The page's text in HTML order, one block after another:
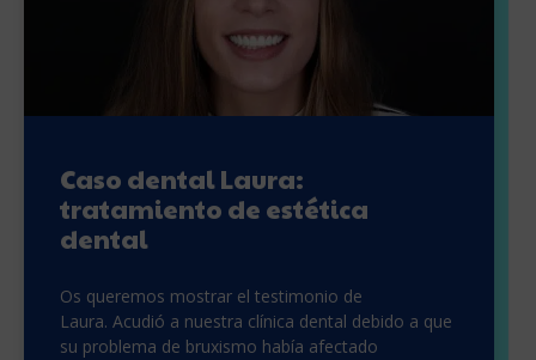
Caso dental Laura:
tratamiento de estética
dental
Os queremos mostrar el testimonio de
Laura. Acudió a nuestra clínica dental debido a que
su problema de bruxismo había afectado